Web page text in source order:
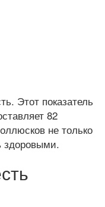
Этот показатель
82
не только
здоровыми.